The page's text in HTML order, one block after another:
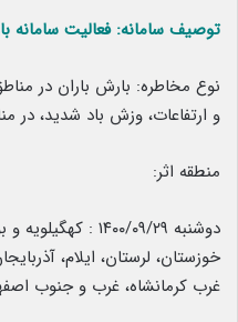
توصیف سامانه: فعالیت سامانه
نوع مخاطره: بارش باران در
و ارتفاعات، وزش باد شدید، در
منطقه اثر:
دوشنبه ۱۴۰۰/۰۹/۲۹
خوزستان، لرستان، ایلام،
غرب کرمانشاه، غرب و جنوب